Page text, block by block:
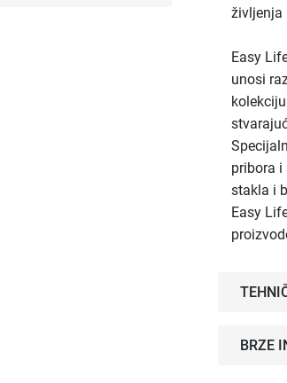
življenja
Easy
unosi
pribora
stakla i
Easy
BRZE